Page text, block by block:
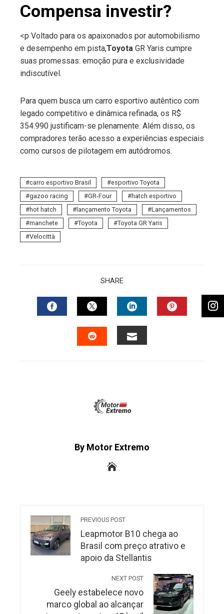
Compensa investir?
<p Voltado para os apaixonados por automobilismo
e desempenho em pista,Toyota GR Yaris cumpre
suas promessas: emoção pura e exclusividade
indiscutível.
Para quem busca um carro esportivo autêntico com
legado competitivo e dinâmica refinada, os R$
354.990 justificam-se plenamente. Além disso, os
compradores terão acesso a experiências especiais
como cursos de pilotagem em autódromos.
carro esportivo Brasil
esportivo Toyota
gazoo racing
GR-Four
hatch esportivo
hot hatch
lançamento Toyota
Lançamentos
manchete
Toyota
Toyota GR Yaris
Velocittà
SHARE
FACEBOOKTWITTERLINKEDIN
By Motor Extremo
PREVIOUS POST
Leapmotor B10 chega ao
Brasil com preço atrativo e
apoio da Stellantis
NEXT POST
Geely estabelece novo
marco global ao alcançar